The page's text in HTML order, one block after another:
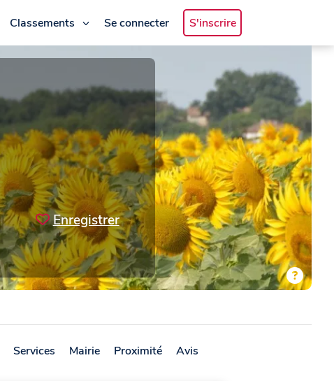
Classements Se connecter S'inscrire
Enregistrer
Services Mairie Proximité Avis